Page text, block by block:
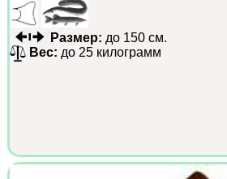
Размер: до 150 см.
Вес: до 25 килограмм